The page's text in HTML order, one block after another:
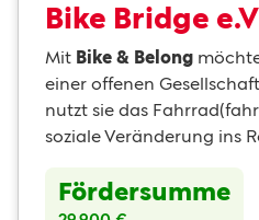
Bike Bridge e.V
Mit Bike & Belong
einer offenen
nutzt sie das
soziale Veränderung ins
Fördersumme